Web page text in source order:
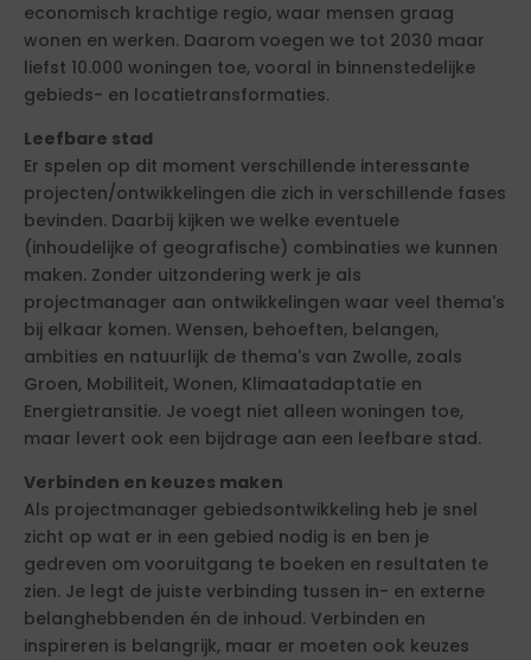
economisch krachtige regio, waar mensen graag
wonen en werken. Daarom voegen we tot 2030 maar
liefst 10.000 woningen toe, vooral in binnenstedelijke
gebieds- en locatietransformaties.
Leefbare stad
Er spelen op dit moment verschillende interessante
projecten/ontwikkelingen die zich in verschillende fases
bevinden. Daarbij kijken we welke eventuele
(inhoudelijke of geografische) combinaties we kunnen
maken. Zonder uitzondering werk je als
projectmanager aan ontwikkelingen waar veel thema's
bij elkaar komen. Wensen, behoeften, belangen,
ambities en natuurlijk de thema's van Zwolle, zoals
Groen, Mobiliteit, Wonen, Klimaatadaptatie en
Energietransitie. Je voegt niet alleen woningen toe,
maar levert ook een bijdrage aan een leefbare stad.
Verbinden en keuzes maken
Als projectmanager gebiedsontwikkeling heb je snel
zicht op wat er in een gebied nodig is en ben je
gedreven om vooruitgang te boeken en resultaten te
zien. Je legt de juiste verbinding tussen in- en externe
belanghebbenden én de inhoud. Verbinden en
inspireren is belangrijk, maar er moeten ook keuzes